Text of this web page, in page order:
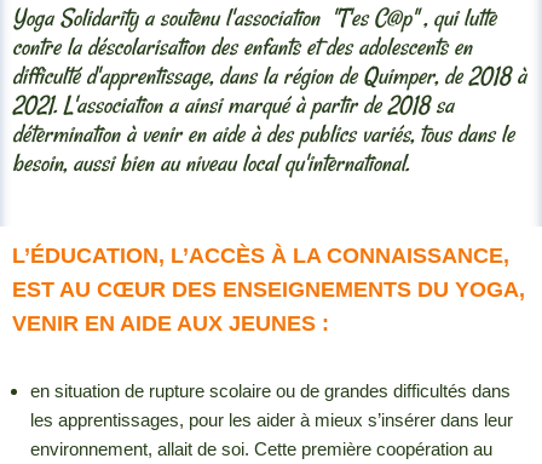
Yoga Solidarity a soutenu l'association "T'es C@p" , qui lutte
contre la déscolarisation des enfants et des adolescents en
difficulté d'apprentissage, dans la région de Quimper, de 2018 à
2021. L'association a ainsi marqué à partir de 2018 sa
détermination à venir en aide à des publics variés, tous dans le
besoin, aussi bien au niveau local qu'international.
L’ÉDUCATION, L’ACCÈS À LA CONNAISSANCE,
EST AU CŒUR DES ENSEIGNEMENTS DU YOGA,
VENIR EN AIDE AUX JEUNES :
en situation de rupture scolaire ou de grandes difficultés dans
les apprentissages, pour les aider à mieux s’insérer dans leur
environnement, allait de soi. Cette première coopération au